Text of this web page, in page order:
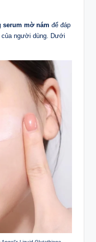
serum mờ nám để đáp
của người dùng. Dưới